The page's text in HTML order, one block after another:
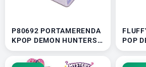
P80692 PORTAMERENDA
KPOP DEMON HUNTERS
41336
POP